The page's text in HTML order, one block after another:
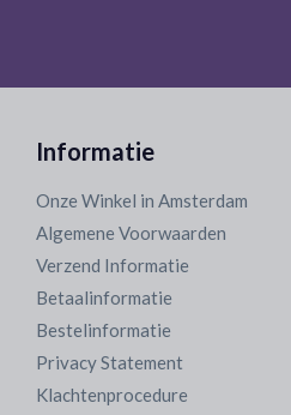
Informatie
Onze Winkel in Amsterdam
Algemene Voorwaarden
Verzend Informatie
Betaalinformatie
Bestelinformatie
Privacy Statement
Klachtenprocedure